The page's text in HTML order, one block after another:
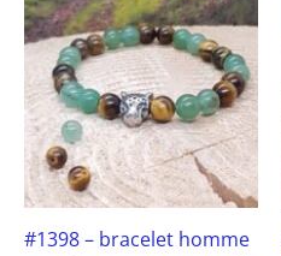
#1398 – bracelet homme